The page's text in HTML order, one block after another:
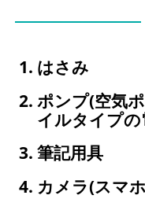
はさみ
ポンプ(空気
イルタイプ
筆記用具
カメラ(スマ